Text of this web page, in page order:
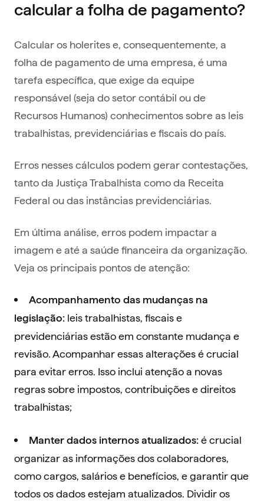
calcular a folha de pagamento?
Calcular os holerites e, consequentemente, a
folha de pagamento de uma empresa, é uma
tarefa específica, que exige da equipe
responsável (seja do setor contábil ou de
Recursos Humanos) conhecimentos sobre as leis
trabalhistas, previdenciárias e fiscais do país.
Erros nesses cálculos podem gerar contestações,
tanto da Justiça Trabalhista como da Receita
Federal ou das instâncias previdenciárias.
Em última análise, erros podem impactar a
imagem e até a saúde financeira da organização.
Veja os principais pontos de atenção:
Acompanhamento das mudanças na
legislação: leis trabalhistas, fiscais e
previdenciárias estão em constante mudança e
revisão. Acompanhar essas alterações é crucial
para evitar erros. Isso inclui atenção a novas
regras sobre impostos, contribuições e direitos
trabalhistas;
Manter dados internos atualizados: é crucial
organizar as informações dos colaboradores,
como cargos, salários e benefícios, e garantir que
todos os dados estejam atualizados. Dividir os